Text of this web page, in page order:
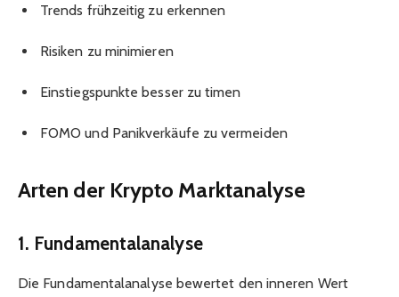
Trends frühzeitig zu erkennen
Risiken zu minimieren
Einstiegspunkte besser zu timen
FOMO und Panikverkäufe zu vermeiden
Arten der Krypto Marktanalyse
1. Fundamentalanalyse
Die Fundamentalanalyse bewertet den inneren Wert